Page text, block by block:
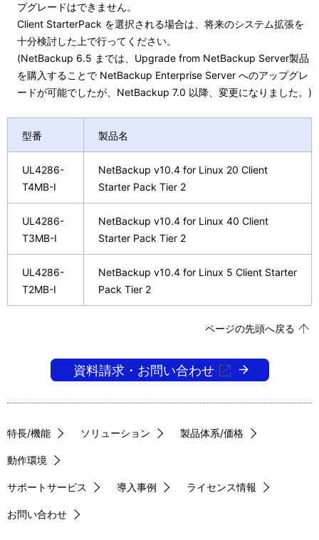
プグレードはできません。
Client StarterPack を選択される場合は、将来のシステム拡張を
十分検討した上で行ってください。
(NetBackup 6.5 までは、Upgrade from NetBackup Server製品
を購入することで NetBackup Enterprise Server へのアップグレ
ードが可能でしたが、NetBackup 7.0 以降、変更になりました。)
型番 製品名
UL4286-
T4MB-I
NetBackup v10.4 for Linux 20 Client
Starter Pack Tier 2
UL4286-
T3MB-I
NetBackup v10.4 for Linux 40 Client
Starter Pack Tier 2
UL4286-
T2MB-I
NetBackup v10.4 for Linux 5 Client Starter
Pack Tier 2
ページの先頭へ戻る
資料請求・お問い合わせ
特長/機能 ソリューション 製品体系/価格
動作環境
サポートサービス 導入事例 ライセンス情報
お問い合わせ